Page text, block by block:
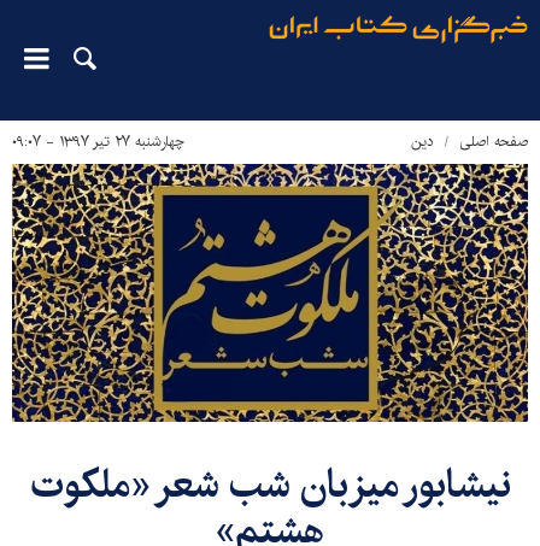
صفحه اصلی دین‌ چهارشنبه ۲۷ تیر ۱۳۹۷ - ۰۹:۰۷
​نیشابور میزبان شب شعر «ملکوت
هشتم»